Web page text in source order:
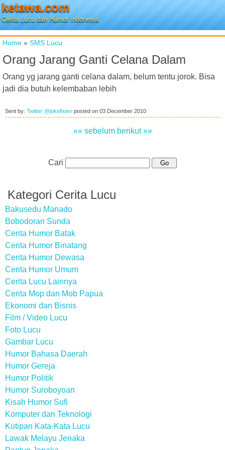
ketawa.com
Cerita Lucu dan Humor Indonesia
Home » SMS Lucu
Orang Jarang Ganti Celana Dalam
Orang yg jarang ganti celana dalam, belum tentu jorok. Bisa
jadi dia butuh kelembaban lebih
Sent by: Twitter @jokefisien posted on 03 December 2010
«« sebelum berikut »»
Cari
Kategori Cerita Lucu
Bakusedu Manado
Bobodoran Sunda
Cerita Humor Batak
Cerita Humor Binatang
Cerita Humor Dewasa
Cerita Humor Umum
Cerita Lucu Lainnya
Cerita Mop dan Mob Papua
Ekonomi dan Bisnis
Film / Video Lucu
Foto Lucu
Gambar Lucu
Humor Bahasa Daerah
Humor Gereja
Humor Politik
Humor Suroboyoan
Kisah Humor Sufi
Komputer dan Teknologi
Kutipan Kata-Kata Lucu
Lawak Melayu Jenaka